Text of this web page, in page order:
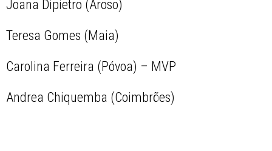
Joana Dipietro (Aroso)
Teresa Gomes (Maia)
Carolina Ferreira (Póvoa) – MVP
Andrea Chiquemba (Coimbrões)